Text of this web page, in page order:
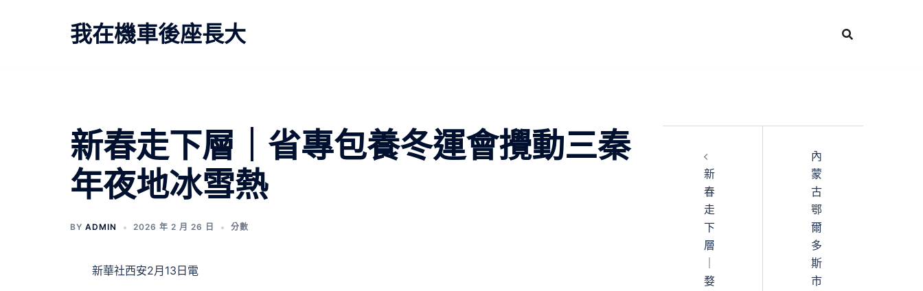
我在機車後座長大
新春走下層｜省專包養冬運會攪動三秦
年夜地冰雪熱
BY ADMIN 2026 年 2 月 26 日 分數
新華社西安2月13日電
文
章
導
覽
新
春
走
下
層
婺
內
蒙
古
鄂
爾
多
斯
市